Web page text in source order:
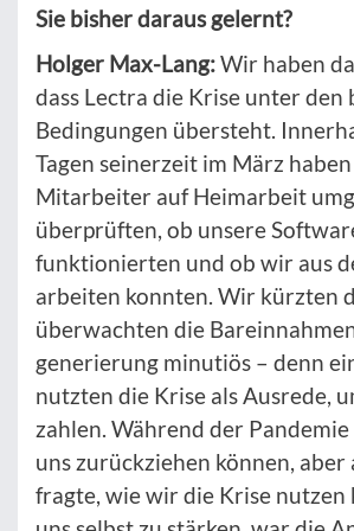
Sie bisher daraus gelernt?
Holger Max-Lang:Wir haben
dass Lectra die Krise unter den
Bedingungen übersteht.
Tagen seinerzeit im März
Mitarbeiter auf Heimarbeit
überprüften, ob unsere
funktionierten und ob wir aus
arbeiten konnten. Wir kürzten
überwachten die
generierung minutiös – denn
nutzten die Krise als Ausrede,
zahlen. Während der
uns zurückziehen können, aber
fragte, wie wir die Krise nutzen